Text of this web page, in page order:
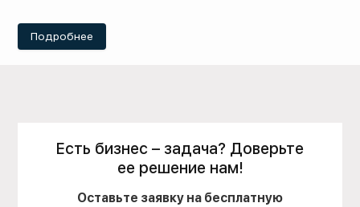
Подробнее
Есть бизнес – задача? Доверьте
ее решение нам!
Оставьте заявку на бесплатную